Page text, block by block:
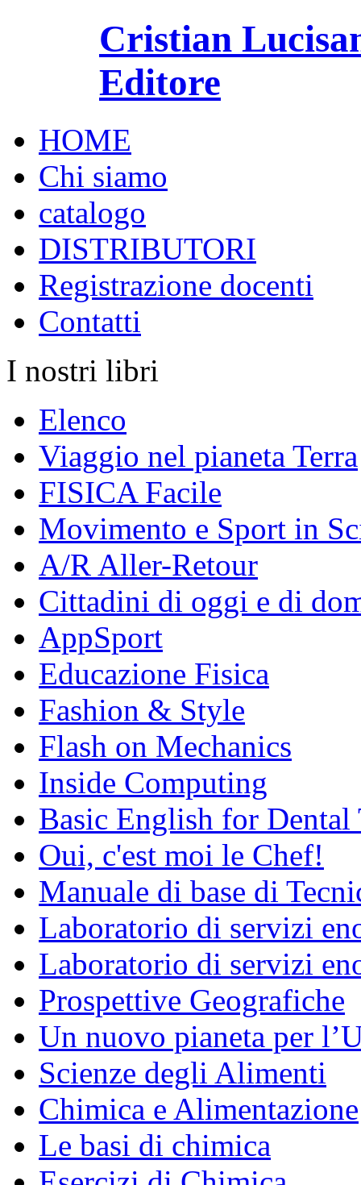
Cristian
Editore
HOME
Chi siamo
catalogo
DISTRIBUTORI
Registrazione docenti
Contatti
I nostri libri
Elenco
Viaggio nel pianeta Terra
FISICA Facile
Movimento e Sport in
A/R Aller-Retour
Cittadini di oggi e di
AppSport
Educazione Fisica
Fashion & Style
Flash on Mechanics
Inside Computing
Basic English for Dental
Oui, c'est moi le Chef!
Manuale di base di
Laboratorio di servizi
Laboratorio di servizi
Prospettive Geografiche
Un nuovo pianeta per
Scienze degli Alimenti
Chimica e Alimentazione
Le basi di chimica